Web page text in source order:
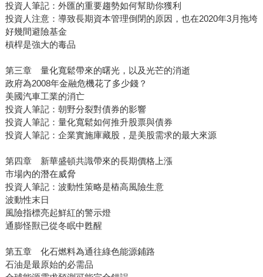
投資人筆記：外匯的重要趨勢如何幫助你獲利
投資人注意：導致長期資本管理倒閉的原因，也在2020年3月拖垮
好幾間避險基金
槓桿是強大的毒品
第三章 量化寬鬆帶來的曙光，以及光芒的消逝
政府為2008年金融危機花了多少錢？
美國汽車工業的消亡
投資人筆記：朝野分裂對債券的影響
投資人筆記：量化寬鬆如何推升股票與債券
投資人筆記：企業實施庫藏股，是美股需求的最大來源
第四章 新華盛頓共識帶來的長期價格上漲
市場內的潛在威脅
投資人筆記：波動性策略是樁高風險生意
波動性末日
風險指標亮起鮮紅的警示燈
通膨怪獸已從冬眠中甦醒
第五章 化石燃料為通往綠色能源鋪路
石油是最原始的必需品